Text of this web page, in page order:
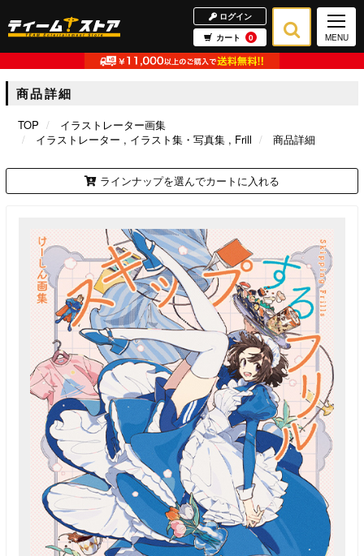
ログイン
カート
0 MENU
商品詳細
TOP
イラストレーター画集
イラストレーター
イラスト集・写真集 Frill 商品詳細
ラインナップを選んでカートに入れる